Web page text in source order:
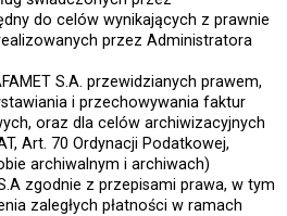
do celów wynikających z prawnie
przez Administratora
S.A. przewidzianych prawem,
i przechowywania faktur
oraz dla celów archiwizacyjnych
Art. 70 Ordynacji Podatkowej,
archiwalnym i archiwach)
zgodnie z przepisami prawa, w tym
zaległych płatności w ramach